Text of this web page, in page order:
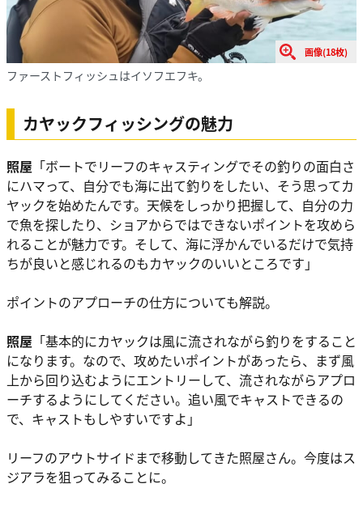
画像(18枚)
ファーストフィッシュはイソフエフキ。
カヤックフィッシングの魅力
照屋 「ボートでリーフのキャスティングでその釣りの面白さ
にハマって、自分でも海に出て釣りをしたい、そう思ってカ
ヤックを始めたんです。天候をしっかり把握して、自分の力
で魚を探したり、ショアからではできないポイントを攻めら
れることが魅力です。そして、海に浮かんでいるだけで気持
ちが良いと感じれるのもカヤックのいいところです」
ポイントのアプローチの仕方についても解説。
照屋 「基本的にカヤックは風に流されながら釣りをすること
になります。なので、攻めたいポイントがあったら、まず風
上から回り込むようにエントリーして、流されながらアプロ
ーチするようにしてください。追い風でキャストできるの
で、キャストもしやすいですよ」
リーフのアウトサイドまで移動してきた照屋さん。今度はス
ジアラを狙ってみることに。